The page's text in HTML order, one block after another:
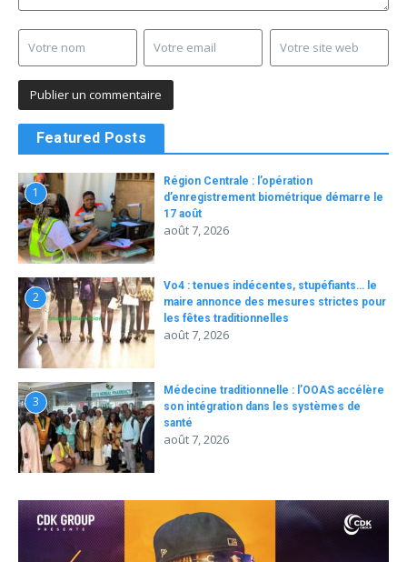
Featured Posts
1
Région Centrale : l’opération
d’enregistrement biométrique démarre le
17 août
août 7, 2026
2
Vo4 : tenues indécentes, stupéfiants… le
maire annonce des mesures strictes pour
les fêtes traditionnelles
août 7, 2026
3
Médecine traditionnelle : l’OOAS accélère
son intégration dans les systèmes de
santé
août 7, 2026